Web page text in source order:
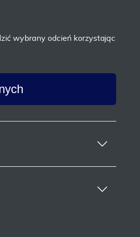
wybrany odcień korzystając